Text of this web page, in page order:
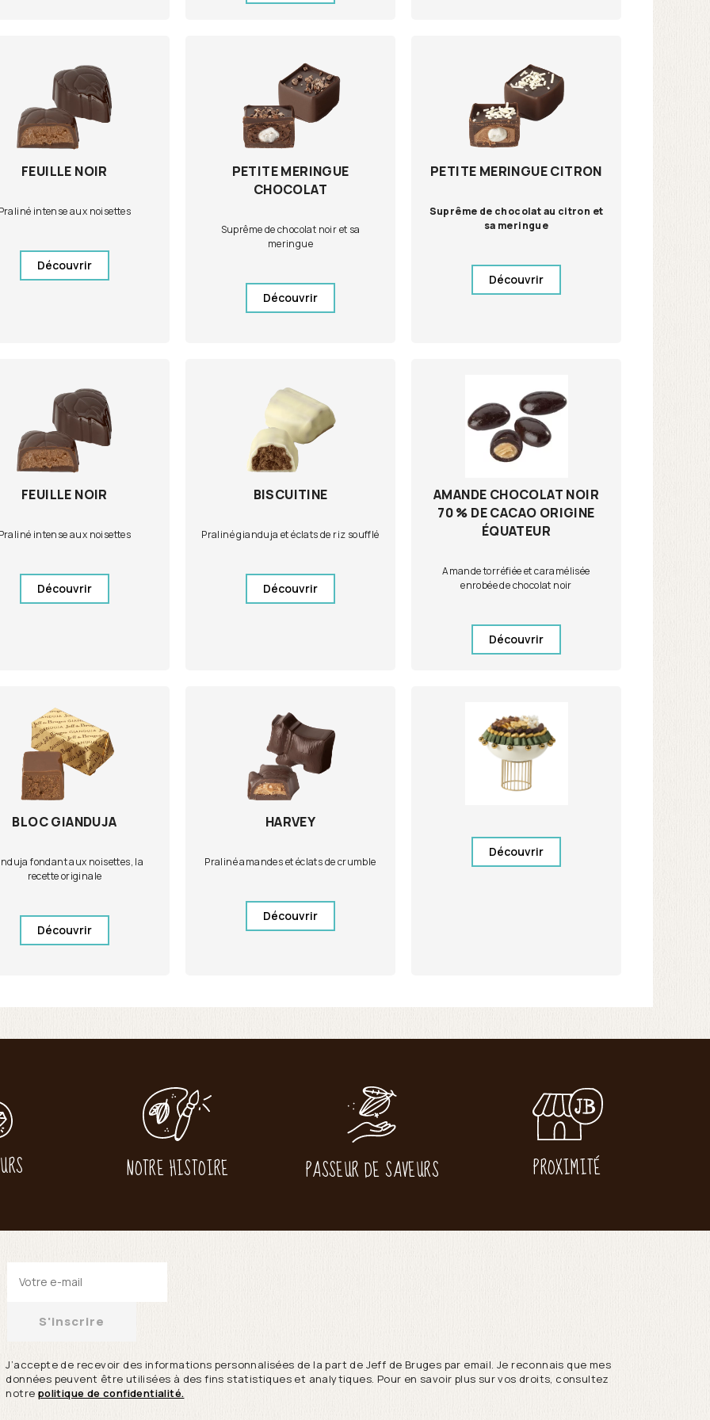
FEUILLE NOIR
intense aux noisettes
Découvrir
PETITE MERINGUE
CHOCOLAT
Suprême de chocolat noir et sa
meringue
Découvrir
PETITE MERINGUE CITRON
Suprême de chocolat au citron et
sa meringue
Découvrir
FEUILLE NOIR
intense aux noisettes
Découvrir
BISCUITINE
Praliné gianduja et éclats de riz soufflé
Découvrir
AMANDE CHOCOLAT NOIR
70 % DE CACAO ORIGINE
ÉQUATEUR
Amande torréfiée et caramélisée
enrobée de chocolat noir
Découvrir
BLOC GIANDUJA
fondant aux noisettes, la
recette originale
Découvrir
HARVEY
Praliné amandes et éclats de crumble
Découvrir
Découvrir
NOTRE HISTOIRE PASSEUR DE SAVEURS PROXIMITÉ
S'inscrire
J’accepte de recevoir des informations personnalisées de la part de Jeff de Bruges par email. Je reconnais que mes
données peuvent être utilisées à des fins statistiques et analytiques. Pour en savoir plus sur vos droits, consultez
notre politique de confidentialité.